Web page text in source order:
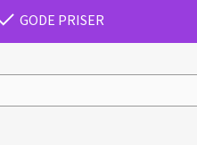
GODE PRISER